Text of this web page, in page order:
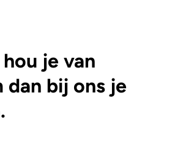
je van
dan bij ons je